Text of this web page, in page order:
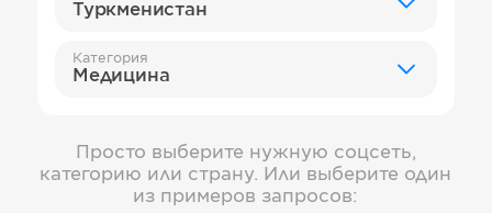
Туркменистан
Категория
Медицина
Просто выберите нужную соцсеть,
категорию или страну. Или выберите один
из примеров запросов: